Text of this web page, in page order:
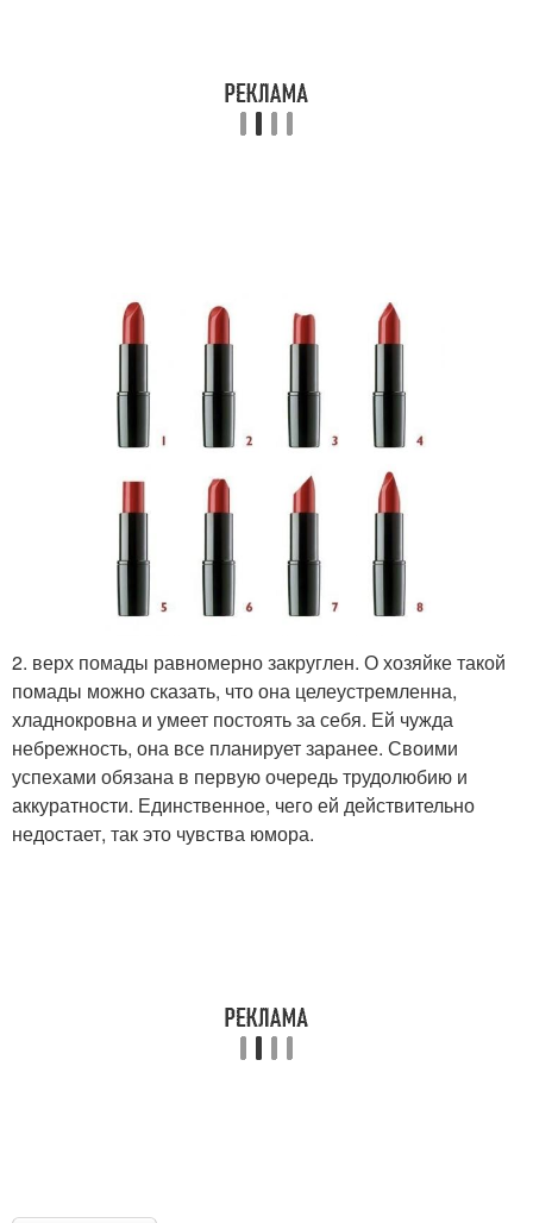
2. верх помады равномерно закруглен. О хозяйке такой
помады можно сказать, что она целеустремленна,
хладнокровна и умеет постоять за себя. Ей чужда
небрежность, она все планирует заранее. Своими
успехами обязана в первую очередь трудолюбию и
аккуратности. Единственное, чего ей действительно
недостает, так это чувства юмора.